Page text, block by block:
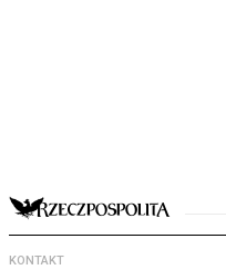
KONTAKT